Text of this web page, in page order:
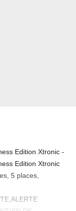
Edition Xtronic -
Edition Xtronic
5 places,